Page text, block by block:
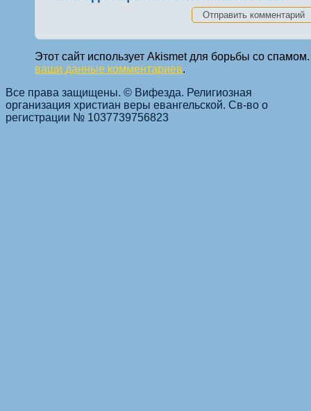
Этот сайт использует Akismet для борьбы со
ваши данные комментариев.
Все права защищены. © Вифезда. Религиозная
организация христиан веры евангельской. Св-во о
регистрации № 1037739756823